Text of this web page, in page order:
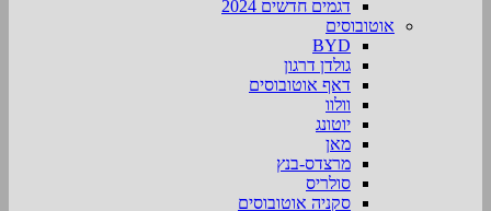
דגמים חדשים 2024
אוטובוסים
BYD
גולדן דרגון
דאף אוטובוסים
וולוו
יוטונג
מאן
מרצדס-בנץ
סולריס
סקניה אוטובוסים